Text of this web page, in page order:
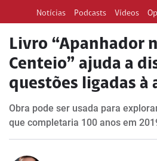
Notícias Podcasts Vídeos
Livro “Apanhador
Centeio” ajuda a
questões ligadas à
Obra pode ser usada para
que completaria 100 anos em